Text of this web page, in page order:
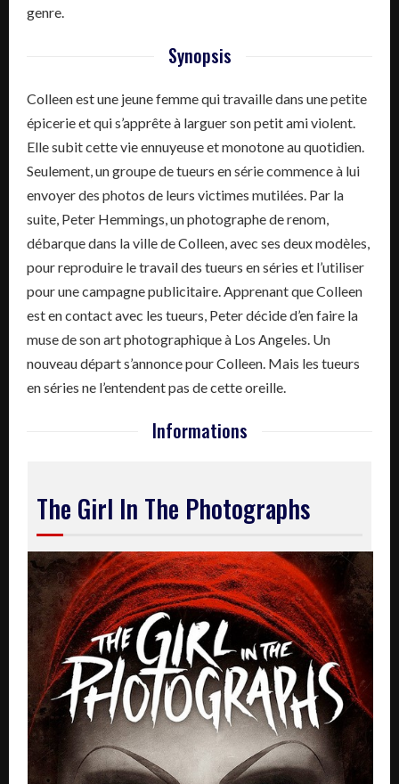
genre.
Synopsis
Colleen est une jeune femme qui travaille dans une petite
épicerie et qui s’apprête à larguer son petit ami violent.
Elle subit cette vie ennuyeuse et monotone au quotidien.
Seulement, un groupe de tueurs en série commence à lui
envoyer des photos de leurs victimes mutilées. Par la
suite, Peter Hemmings, un photographe de renom,
débarque dans la ville de Colleen, avec ses deux modèles,
pour reproduire le travail des tueurs en séries et l’utiliser
pour une campagne publicitaire. Apprenant que Colleen
est en contact avec les tueurs, Peter décide d’en faire la
muse de son art photographique à Los Angeles. Un
nouveau départ s’annonce pour Colleen. Mais les tueurs
en séries ne l’entendent pas de cette oreille.
Informations
The Girl In The Photographs